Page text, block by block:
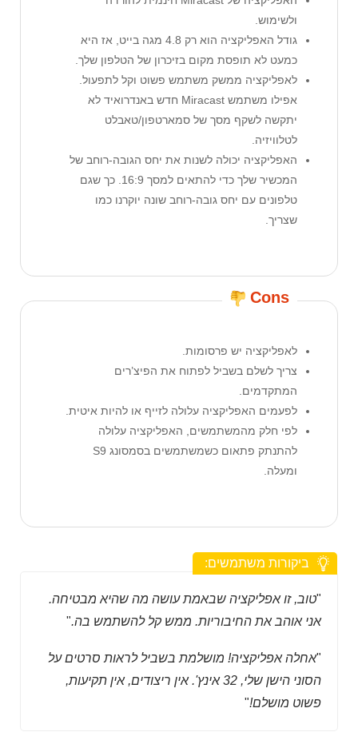
ולשימוש.
גודל האפליקציה הוא רק 4.8 מגה בייט, אז היא
כמעט לא תופסת מקום בזיכרון של הטלפון שלך.
לאפליקציה ממשק משתמש פשוט וקל לתפעול.
אפילו משתמש Miracast חדש באנדרואיד לא
יתקשה לשקף מסך של סמארטפון/טאבלט
לטלוויזיה.
האפליקציה יכולה לשנות את יחס הגובה-רוחב של
המכשיר שלך כדי להתאים למסך 16:9. כך שגם
טלפונים עם יחס גובה-רוחב שונה יוקרנו כמו
שצריך.
Cons
לאפליקציה יש פרסומות.
צריך לשלם בשביל לפתוח את הפיצ’רים
המתקדמים.
לפעמים האפליקציה עלולה לזייף או להיות איטית.
לפי חלק מהמשתמשים, האפליקציה עלולה
להתנתק פתאום כשמשתמשים בסמסונג S9
ומעלה.
ביקורות משתמשים:
"טוב, זו אפליקציה שבאמת עושה מה שהיא מבטיחה.
אני אוהב את החיבוריות. ממש קל להשתמש בה."
"אחלה אפליקציה! מושלמת בשביל לראות סרטים על
הסוני הישן שלי, 32 אינץ'. אין ריצודים, אין תקיעות,
פשוט מושלם!"